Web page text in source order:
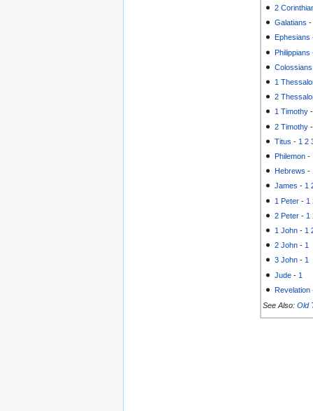
2
Galatians
Ephesians
Philippians
Colossians
1
2
1 Timothy
2 Timothy
Titus - 1 2
Philemon -
Hebrews -
James - 1
1 Peter - 1
2 Peter - 1
1 John - 1
2 John - 1
3 John - 1
Jude - 1
Revelation
See Also: Old